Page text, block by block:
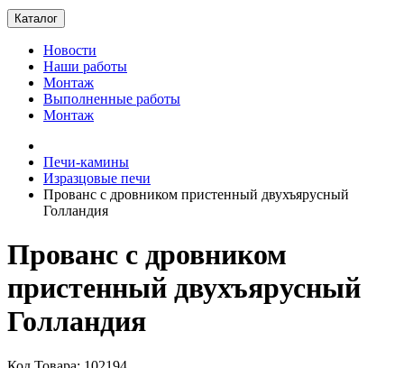
Каталог
Новости
Наши работы
Монтаж
Выполненные работы
Монтаж
Печи-камины
Изразцовые печи
Прованс с дровником пристенный двухъярусный
Голландия
Прованс с дровником
пристенный двухъярусный
Голландия